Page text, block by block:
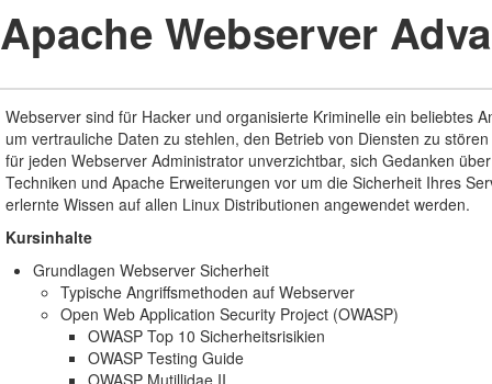
Apache Webserver
Webserver sind für Hacker und organisierte Kriminelle ein beliebtes
um vertrauliche Daten zu stehlen, den Betrieb von Diensten zu
für jeden Webserver Administrator unverzichtbar, sich Gedanken
Techniken und Apache Erweiterungen vor um die Sicherheit Ihres
erlernte Wissen auf allen Linux Distributionen angewendet werden.
Kursinhalte
Grundlagen Webserver Sicherheit
Typische Angriffsmethoden auf Webserver
Open Web Application Security Project (OWASP)
OWASP Top 10 Sicherheitsrisikien
OWASP Testing Guide
OWASP Mutillidae II